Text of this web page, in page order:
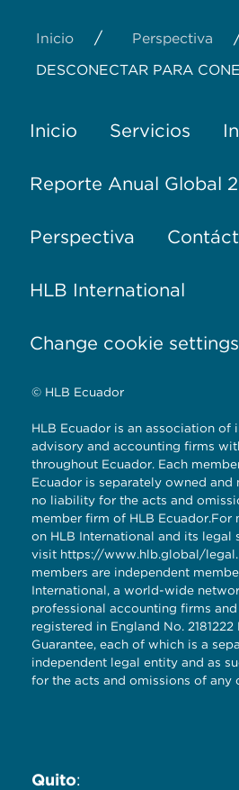
Inicio / Perspectiva
DESCONECTAR PARA
Inicio Servicios
Reporte Anual Global
Perspectiva
HLB International
Change cookie settings
© HLB Ecuador
HLB Ecuador is an association of
advisory and accounting firms
throughout Ecuador. Each
Ecuador is separately owned and
no liability for the acts and
member firm of HLB Ecuador.For
on HLB International and its legal
visit https://www.hlb.global/legal
members are independent
International, a world-wide
professional accounting firms
registered in England No.
Guarantee, each of which is a
independent legal entity and as
for the acts and omissions of any
Quito: